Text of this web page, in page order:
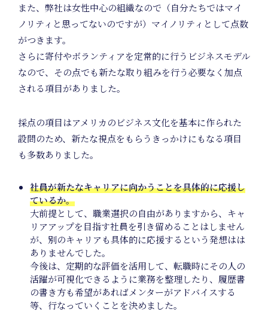
また、弊社は女性中心の組織なので（自分たちではマイ
ノリティと思ってないのですが）マイノリティとして点数
がつきます。
さらに寄付やボランティアを定常的に行うビジネスモデル
なので、その点でも新たな取り組みを行う必要なく加点
される項目がありました。
採点の項目はアメリカのビジネス文化を基本に作られた
設問のため、新たな視点をもらうきっかけにもなる項目
も多数ありました。
社員が新たなキャリアに向かうことを具体的に応援し
ているか。
大前提として、職業選択の自由がありますから、キャ
リアアップを目指す社員を引き留めることはしません
が、別のキャリアも具体的に応援するという発想はは
ありませんでした。
今後は、定期的な評価を活用して、転職時にその人の
活躍が可視化できるように業務を整理したり、履歴書
の書き方も希望があればメンターがアドバイスする
等、行なっていくことを決めました。